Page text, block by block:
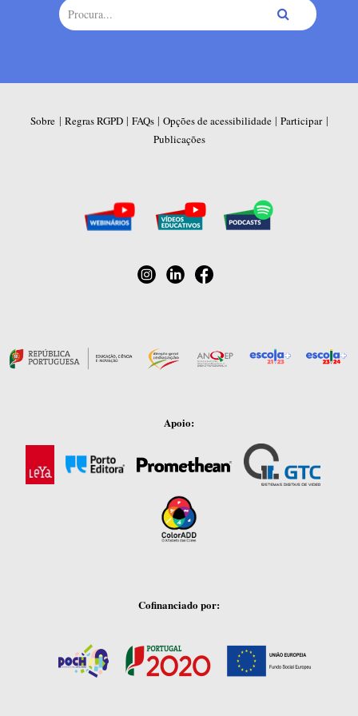
Sobre | Regras RGPD| FAQs| Opções de acessibilidade| Participar|
Publicações
Apoio:
Cofinanciado por: